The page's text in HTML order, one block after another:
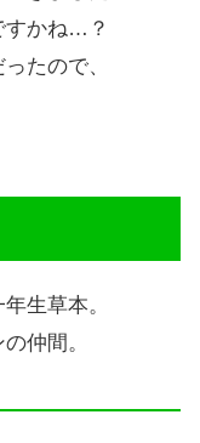
すかね…？
たので、
生草本。
仲間。